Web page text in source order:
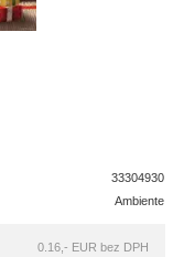
33304930
Ambiente
0.16,- EUR bez DPH